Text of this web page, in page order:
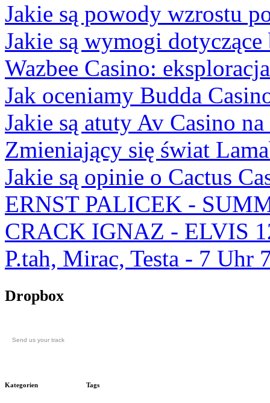
Jakie są powody wzrostu
Jakie są wymogi
Wazbee Casino:
Jak oceniamy Budda
Jakie są atuty Av Casino
Zmieniający się świat
Jakie są opinie o Cactus
ERNST PALICEK -
CRACK IGNAZ - ELVIS
P.tah, Mirac, Testa - 7
Dropbox
Send us your track
Kategorien Tags